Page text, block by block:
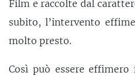
Film e raccolte dal
subito, l’intervento
molto presto.
Così può essere